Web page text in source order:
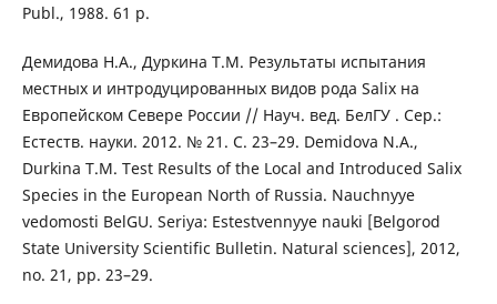
Publ., 1988. 61 p.
Демидова Н.А., Дуркина Т.М. Результаты испытания
местных и интродуцированных видов рода Salix на
Европейском Севере России // Науч. вед. БелГУ . Сер.:
Естеств. науки. 2012. № 21. С. 23–29. Demidova N.A.,
Durkina T.M. Test Results of the Local and Introduced Salix
Species in the European North of Russia. Nauchnyye
vedomosti BelGU. Seriya: Estestvennyye nauki [Belgorod
State University Scientific Bulletin. Natural sciences], 2012,
no. 21, pp. 23–29.